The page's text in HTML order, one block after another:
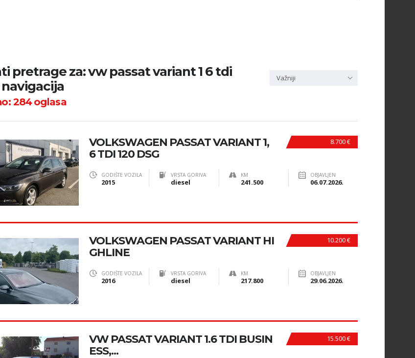
pretrage za: vw passat variant 1 6 tdi
284oglasa
Važniji
8.700 €
VOLKSWAGEN PASSAT VARIANT 1,
6 TDI 120 DSG
GODIŠTE VOZILA
2015
VRSTA GORIVA
diesel
KM
241.500
OBJAVLJEN
06.07.2026.
10.200 €
VOLKSWAGEN PASSAT VARIANT HI
GHLINE
GODIŠTE VOZILA
2016
VRSTA GORIVA
diesel
KM
217.800
OBJAVLJEN
29.06.2026.
15.500 €
VW PASSAT VARIANT 1.6 TDI BUSIN
ESS,...